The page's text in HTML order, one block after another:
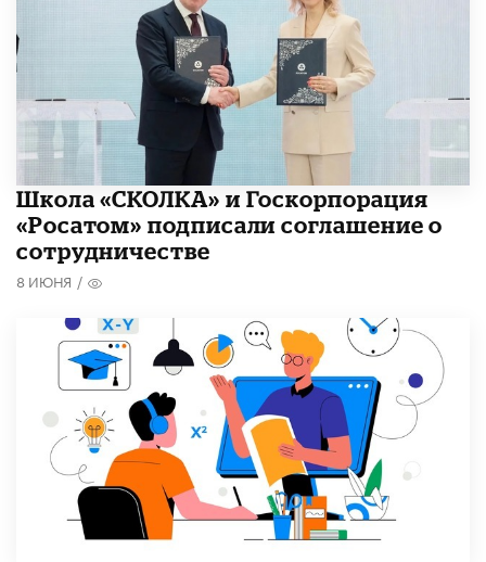
Школа «СКОЛКА» и Госкорпорация
«Росатом» подписали соглашение о
сотрудничестве
8 ИЮНЯ /